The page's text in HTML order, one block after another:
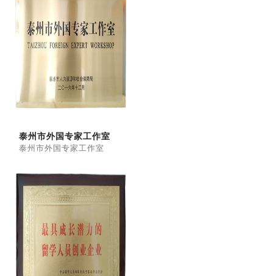
泰州市外国专家工作室
泰州市外国专家工作室